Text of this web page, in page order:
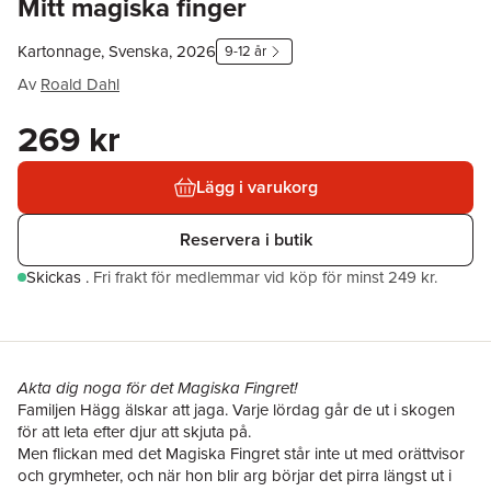
Kartonnage, Svenska, 2026 9-12 år
Av Roald Dahl
269 kr
Lägg i varukorg
Reservera i butik
Skickas . Fri frakt för medlemmar vid köp för minst 249 kr.
Akta dig noga för det Magiska Fingret!
Familjen Hägg älskar att jaga. Varje lördag går de ut i skogen
för att leta efter djur att skjuta på.
Men flickan med det Magiska Fingret står inte ut med orättvisor
och grymheter, och när hon blir arg börjar det pirra längst ut i